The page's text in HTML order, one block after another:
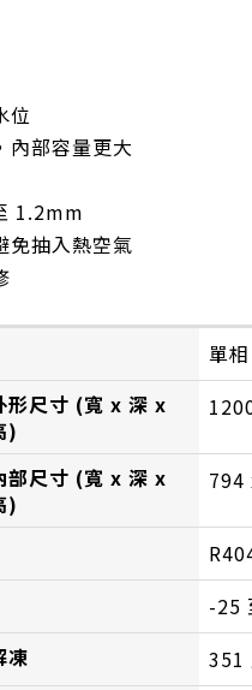
位
內部容量更大
1.2mm
免抽入熱空氣
單
形尺寸 (寬 x 深 x
)
部尺寸 (寬 x 深 x
)
794
-25
凍 351